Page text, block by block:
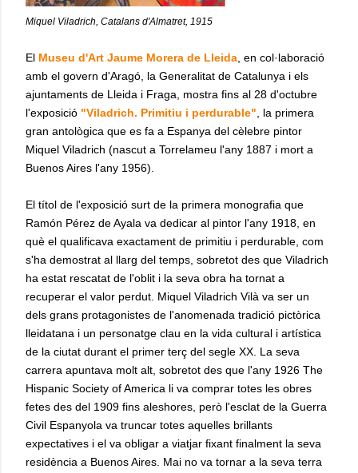
Miquel Viladrich, Catalans d'Almatret, 1915
El Museu d'Art Jaume Morera de Lleida , en col·laboració
amb el govern d'Aragó, la Generalitat de Catalunya i els
ajuntaments de Lleida i Fraga, mostra fins al 28 d'octubre
l'exposició "Viladrich. Primitiu i perdurable" , la primera
gran antològica que es fa a Espanya del cèlebre pintor
Miquel Viladrich (nascut a Torrelameu l'any 1887 i mort a
Buenos Aires l'any 1956).
El títol de l'exposició surt de la primera monografia que
Ramón Pérez de Ayala va dedicar al pintor l'any 1918, en
què el qualificava exactament de primitiu i perdurable, com
s'ha demostrat al llarg del temps, sobretot des que Viladrich
ha estat rescatat de l'oblit i la seva obra ha tornat a
recuperar el valor perdut. Miquel Viladrich Vilà va ser un
dels grans protagonistes de l'anomenada tradició pictòrica
lleidatana i un personatge clau en la vida cultural i artística
de la ciutat durant el primer terç del segle XX. La seva
carrera apuntava molt alt, sobretot des que l'any 1926 The
Hispanic Society of America li va comprar totes les obres
fetes des del 1909 fins aleshores, però l'esclat de la Guerra
Civil Espanyola va truncar totes aquelles brillants
expectatives i el va obligar a viatjar fixant finalment la seva
residència a Buenos Aires. Mai no va tornar a la seva terra